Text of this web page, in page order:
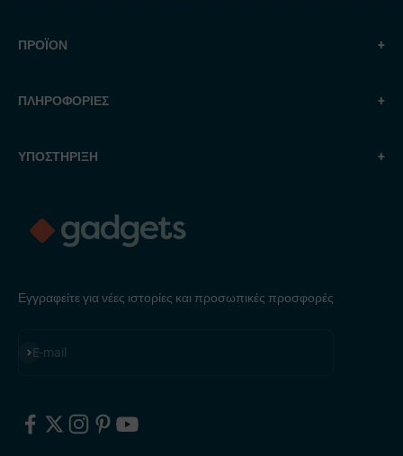
ΠΡΟΪΟΝ +
ΠΛΗΡΟΦΟΡΙΕΣ +
ΥΠΟΣΤΗΡΙΞΗ +
Εγγραφείτε για νέες ιστορίες και προσωπικές προσφορές
E-mail
Εγγραφή